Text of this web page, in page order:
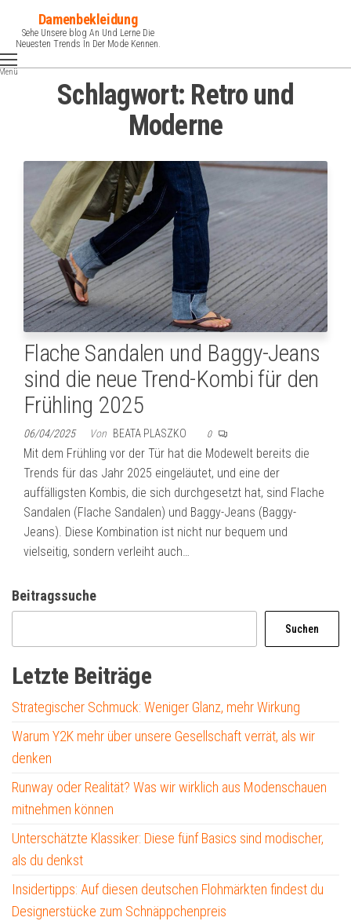
Inhalt
springen
Damenbekleidung
Sehe Unsere blog An Und Lerne Die
Neuesten Trends In Der Mode Kennen.
Schlagwort: Retro und
Moderne
Flache Sandalen und Baggy-Jeans
sind die neue Trend-Kombi für den
Frühling 2025
06/04/2025 Von BEATA PLASZKO 0
Mit dem Frühling vor der Tür hat die Modewelt bereits die
Trends für das Jahr 2025 eingeläutet, und eine der
auffälligsten Kombis, die sich durchgesetzt hat, sind Flache
Sandalen (Flache Sandalen) und Baggy-Jeans (Baggy-
Jeans). Diese Kombination ist nicht nur bequem und
vielseitig, sondern verleiht auch…
Beitragssuche
Suchen
Letzte Beiträge
Strategischer Schmuck: Weniger Glanz, mehr Wirkung
Warum Y2K mehr über unsere Gesellschaft verrät, als wir
denken
Runway oder Realität? Was wir wirklich aus Modenschauen
mitnehmen können
Unterschätzte Klassiker: Diese fünf Basics sind modischer,
als du denkst
Insidertipps: Auf diesen deutschen Flohmärkten findest du
Designerstücke zum Schnäppchenpreis